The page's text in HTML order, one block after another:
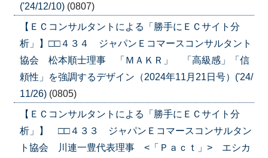
('24/12/10) (0807)
【ＥＣコンサルタントによる「勝手にＥＣサイト分
析」】□□４３４ ジャパンＥコマースコンサルタント
協会 松本順士理事 「ＭＡＫＲ」 「高級感」「信
頼性」を強調するデザイン（2024年11月21日号）('24/
11/26) (0805)
【ＥＣコンサルタントによる「勝手にＥＣサイト分
析」】 □□４３３ ジャパンＥコマースコンサルタン
ト協会 川連一豊代表理事 <「Ｐａｃｔ」> エシカ